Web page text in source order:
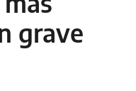
grave